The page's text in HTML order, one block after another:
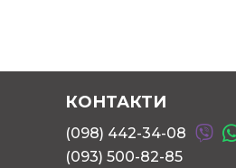
КОНТАКТИ
(098) 442-34-08
(093) 500-82-85